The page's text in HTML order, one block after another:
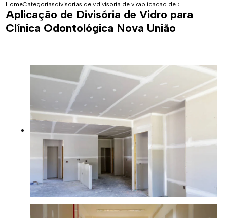
HomeCategoriasdivisorias de vidrodivisoria de vidro para clinica
aplicacao de divisoria de
Aplicação de Divisória de Vidro para
Clínica Odontológica Nova União